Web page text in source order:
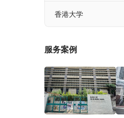
香港大学
服务案例